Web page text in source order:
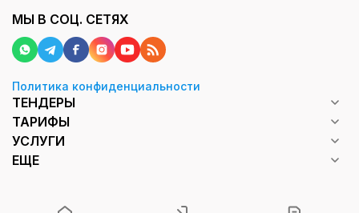
МЫ В СОЦ. СЕТЯХ
Политика конфиденциальности
ТЕНДЕРЫ
ТАРИФЫ
УСЛУГИ
ЕЩЕ